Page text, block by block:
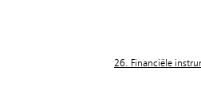
26. Financiële